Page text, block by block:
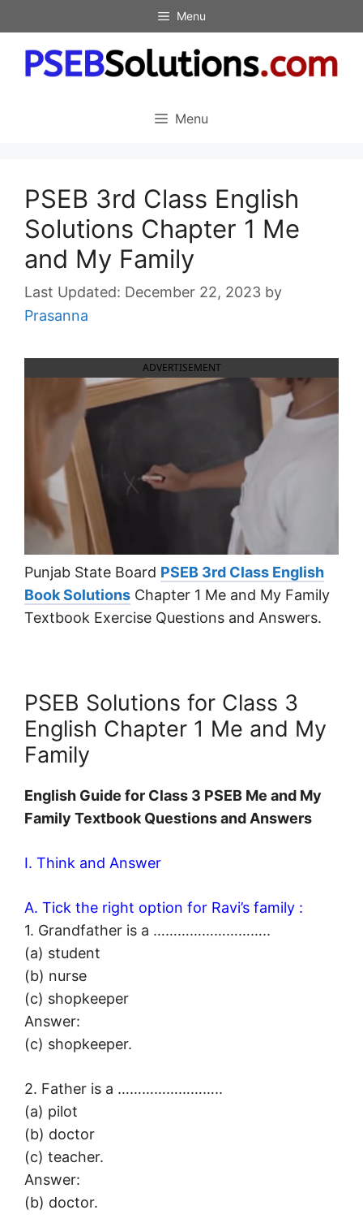
to
content
Menu
Menu
PSEB 3rd Class English
Solutions Chapter 1 Me
and My Family
December 22, 2023 by
Prasanna
ADVERTISEMENT
Punjab State Board PSEB 3rd Class English
Book Solutions Chapter 1 Me and My Family
Textbook Exercise Questions and Answers.
PSEB Solutions for Class 3
English Chapter 1 Me and My
Family
English Guide for Class 3 PSEB Me and My
Family Textbook Questions and Answers
I. Think and Answer
A. Tick the right option for Ravi’s family :
1. Grandfather is a ………………………..
(a) student
(b) nurse
(c) shopkeeper
Answer:
(c) shopkeeper.
2. Father is a ……………………..
(a) pilot
(b) doctor
(c) teacher.
Answer:
(b) doctor.